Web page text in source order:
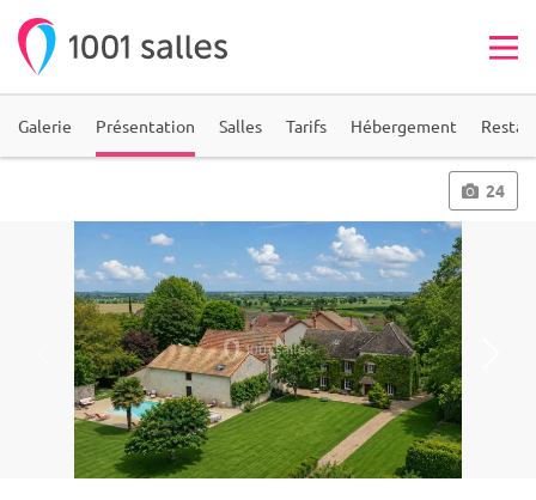
Galerie Présentation Salles Tarifs Hébergement
24